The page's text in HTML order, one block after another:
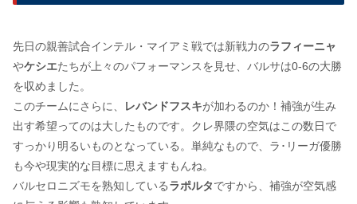
先日の親善試合インテル・マイアミ戦では新戦力のラフィーニャ
やケシエたちが上々のパフォーマンスを見せ、バルサは0-6の大勝
を収めました。
このチームにさらに、
レバンドフスキが加わるのか！補強が生み
出す希望ってのは大したものです。クレ界隈の空気はこの数日で
すっかり明るいものとなっている。単純なもので、ラ･リーガ優勝
も今や現実的な目標に思えますもんね。
バルセロニズモを熟知しているラポルタですから、補強が空気感